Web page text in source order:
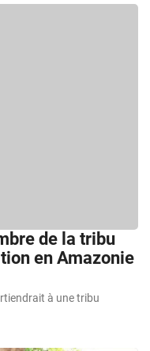
de la tribu
en Amazonie
à une tribu